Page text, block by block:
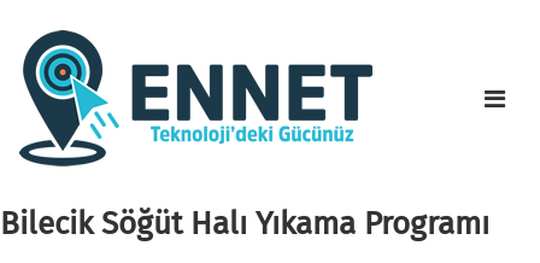
Bilecik Söğüt Halı Yıkama Programı